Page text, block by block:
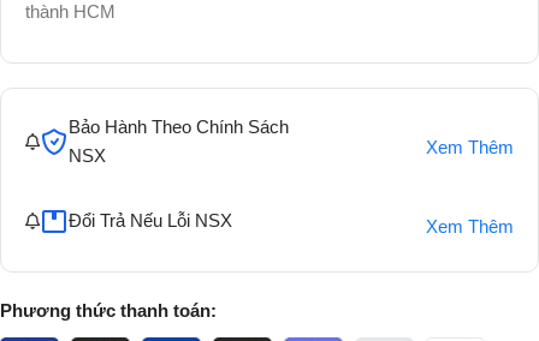
thành HCM
Bảo Hành Theo Chính Sách
NSX
Xem Thêm
Đổi Trả Nếu Lỗi NSX Xem Thêm
Phương thức thanh toán: